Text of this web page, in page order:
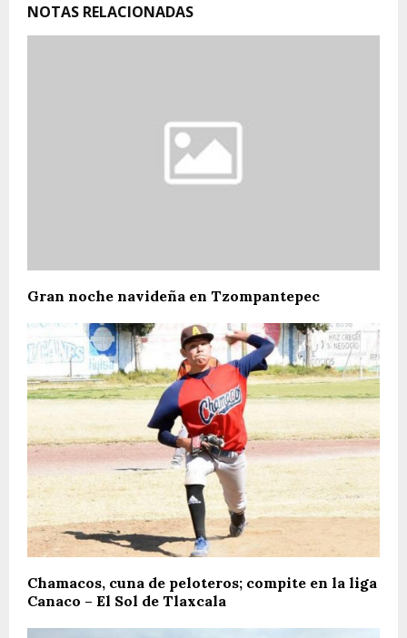
NOTAS RELACIONADAS
Gran noche navideña en Tzompantepec
Chamacos, cuna de peloteros; compite en la liga
Canaco – El Sol de Tlaxcala